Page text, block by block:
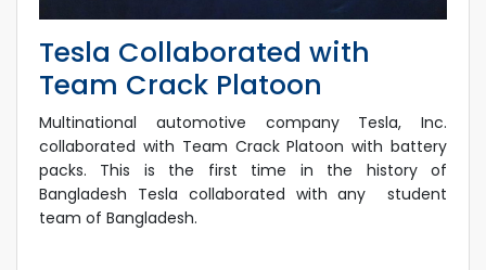
Tesla Collaborated with
Team Crack Platoon
Multinational automotive company Tesla, Inc.
collaborated with Team Crack Platoon with battery
packs. This is the first time in the history of
Bangladesh Tesla collaborated with any student
team of Bangladesh.